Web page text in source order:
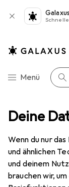
Deine
Wenn du nur
und ähnlichen
und deinem
brauchen wir,
Galaxus
Navigation nach
Menü Suche